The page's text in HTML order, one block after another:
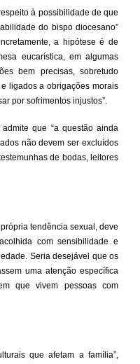
à possibilidade de que
do bispo diocesano”
a hipótese é de
eucarística, em algumas
bem precisas, sobretudo
ligados a obrigações morais
por sofrimentos injustos”.
que “a questão ainda
não devem ser excluídos
de bodas, leitores
tendência sexual, deve
com sensibilidade e
Seria desejável que os
uma atenção específica
que vivem pessoas com
que afetam a família”,